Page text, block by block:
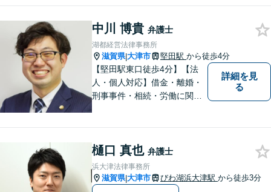
中川 博貴 弁護士
湖都経営法律事務所
滋賀県|大津市 堅田駅 から徒歩4分
【堅田駅東口徒歩4分】【法
人・個人対応】借金・離婚・
刑事事件・相続・労働に関す
お話をお聞かせください。
【無料駐車場あり】
詳細を見
る
樋口 真也 弁護士
浜大津法律事務所
滋賀県|大津市 びわ湖浜大津駅 から徒歩3分